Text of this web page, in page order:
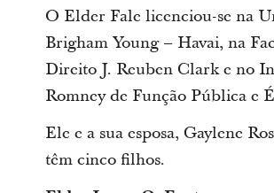
O Elder Fale licenciou-se na
Brigham Young – Havai, na
Direito J. Reuben Clark e no
Romney de Função Pública e
Ele e a sua esposa, Gaylene
têm cinco filhos.